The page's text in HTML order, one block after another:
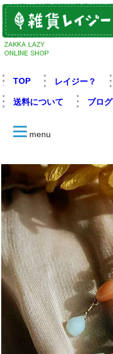
TOP レイジー？
送料について ブログ
menu